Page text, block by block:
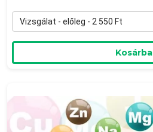
Vizsgálat - előleg - 2 550 Ft
Kosárba